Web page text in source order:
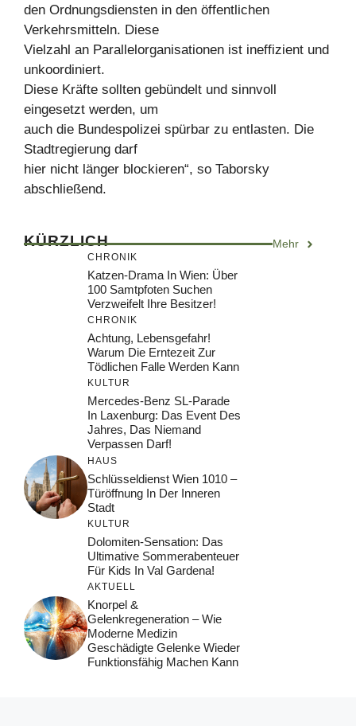
den Ordnungsdiensten in den öffentlichen
Verkehrsmitteln. Diese
Vielzahl an Parallelorganisationen ist ineffizient und
unkoordiniert.
Diese Kräfte sollten gebündelt und sinnvoll
eingesetzt werden, um
auch die Bundespolizei spürbar zu entlasten. Die
Stadtregierung darf
hier nicht länger blockieren“, so Taborsky
abschließend.
KÜRZLICH Mehr
CHRONIK
Katzen-Drama In Wien: Über
100 Samtpfoten Suchen
Verzweifelt Ihre Besitzer!
CHRONIK
Achtung, Lebensgefahr!
Warum Die Erntezeit Zur
Tödlichen Falle Werden Kann
KULTUR
Mercedes-Benz SL-Parade
In Laxenburg: Das Event Des
Jahres, Das Niemand
Verpassen Darf!
HAUS
Schlüsseldienst Wien 1010 –
Türöffnung In Der Inneren
Stadt
KULTUR
Dolomiten-Sensation: Das
Ultimative Sommerabenteuer
Für Kids In Val Gardena!
AKTUELL
Knorpel &
Gelenkregeneration – Wie
Moderne Medizin
Geschädigte Gelenke Wieder
Funktionsfähig Machen Kann